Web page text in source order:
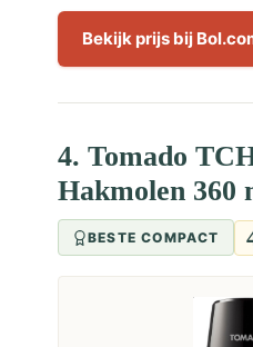
Bekijk prijs bij
4. Tomado
Hakmolen 360
BESTE COMPACT